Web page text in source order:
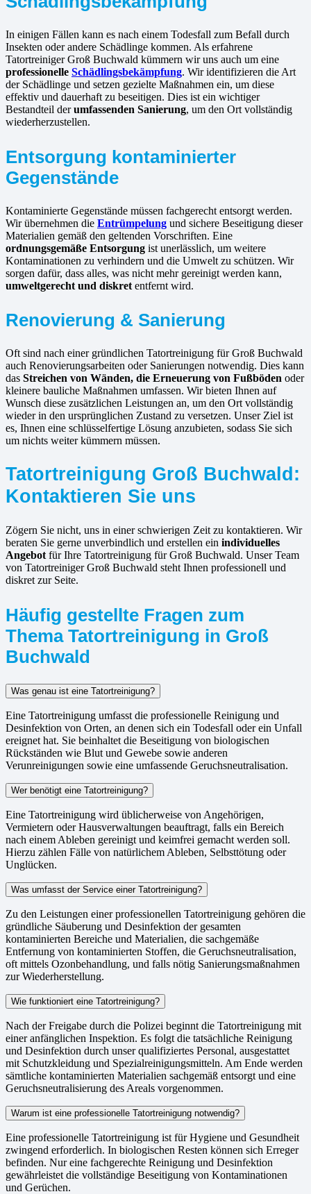
In einigen Fällen kann es nach einem Todesfall zum Befall durch
Insekten oder andere Schädlinge kommen. Als erfahrene
Tatortreiniger Groß Buchwald kümmern wir uns auch um eine
professionelle Schädlingsbekämpfung. Wir identifizieren die Art
der Schädlinge und setzen gezielte Maßnahmen ein, um diese
effektiv und dauerhaft zu beseitigen. Dies ist ein wichtiger
Bestandteil derumfassenden Sanierung, um den Ort vollständig
wiederherzustellen.
Entsorgung kontaminierter
Gegenstände
Kontaminierte Gegenstände müssen fachgerecht entsorgt werden.
Wir übernehmen die Entrümpelung und sichere Beseitigung dieser
Materialien gemäß den geltenden Vorschriften. Eine
ordnungsgemäße Entsorgung ist unerlässlich, um weitere
Kontaminationen zu verhindern und die Umwelt zu schützen. Wir
sorgen dafür, dass alles, was nicht mehr gereinigt werden kann,
umweltgerecht und diskret entfernt wird.
Renovierung & Sanierung
Oft sind nach einer gründlichen Tatortreinigung für Groß Buchwald
auch Renovierungsarbeiten oder Sanierungen notwendig. Dies kann
das Streichen von Wänden, die Erneuerung von Fußböden oder
kleinere bauliche Maßnahmen umfassen. Wir bieten Ihnen auf
Wunsch diese zusätzlichen Leistungen an, um den Ort vollständig
wieder in den ursprünglichen Zustand zu versetzen. Unser Ziel ist
es, Ihnen eine schlüsselfertige Lösung anzubieten, sodass Sie sich
um nichts weiter kümmern müssen.
Tatortreinigung Groß Buchwald:
Kontaktieren Sie uns
Zögern Sie nicht, uns in einer schwierigen Zeit zu kontaktieren. Wir
beraten Sie gerne unverbindlich und erstellen ein individuelles
Angebot für Ihre Tatortreinigung für Groß Buchwald. Unser Team
von Tatortreiniger Groß Buchwald steht Ihnen professionell und
diskret zur Seite.
Häufig gestellte Fragen zum
Thema Tatortreinigung in Groß
Buchwald
Was genau ist eine Tatortreinigung?
Eine Tatortreinigung umfasst die professionelle Reinigung und
Desinfektion von Orten, an denen sich ein Todesfall oder ein Unfall
ereignet hat. Sie beinhaltet die Beseitigung von biologischen
Rückständen wie Blut und Gewebe sowie anderen
Verunreinigungen sowie eine umfassende Geruchsneutralisation.
Wer benötigt eine Tatortreinigung?
Eine Tatortreinigung wird üblicherweise von Angehörigen,
Vermietern oder Hausverwaltungen beauftragt, falls ein Bereich
nach einem Ableben gereinigt und keimfrei gemacht werden soll.
Hierzu zählen Fälle von natürlichem Ableben, Selbsttötung oder
Unglücken.
Was umfasst der Service einer Tatortreinigung?
Zu den Leistungen einer professionellen Tatortreinigung gehören die
gründliche Säuberung und Desinfektion der gesamten
kontaminierten Bereiche und Materialien, die sachgemäße
Entfernung von kontaminierten Stoffen, die Geruchsneutralisation,
oft mittels Ozonbehandlung, und falls nötig Sanierungsmaßnahmen
zur Wiederherstellung.
Wie funktioniert eine Tatortreinigung?
Nach der Freigabe durch die Polizei beginnt die Tatortreinigung mit
einer anfänglichen Inspektion. Es folgt die tatsächliche Reinigung
und Desinfektion durch unser qualifiziertes Personal, ausgestattet
mit Schutzkleidung und Spezialreinigungsmitteln. Am Ende werden
sämtliche kontaminierten Materialien sachgemäß entsorgt und eine
Geruchsneutralisierung des Areals vorgenommen.
Warum ist eine professionelle Tatortreinigung notwendig?
Eine professionelle Tatortreinigung ist für Hygiene und Gesundheit
zwingend erforderlich. In biologischen Resten können sich Erreger
befinden. Nur eine fachgerechte Reinigung und Desinfektion
gewährleistet die vollständige Beseitigung von Kontaminationen
und Gerüchen.